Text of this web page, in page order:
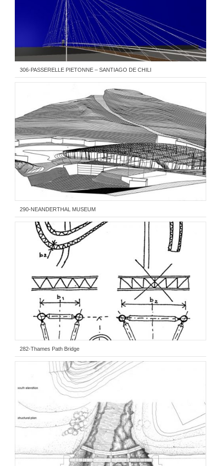
306-PASSERELLE PIETONNE – SANTIAGO DE CHILI
290-NEANDERTHAL MUSEUM
282-Thames Path Bridge